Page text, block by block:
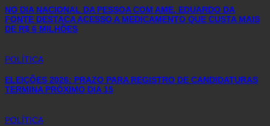
NO DIA NACIONAL DA PESSOA COM AME, EDUARDO DA
FONTE DESTACA ACESSO A MEDICAMENTO QUE CUSTA MAIS
DE R$ 6 MILHÕES
POLÍTICA
ELEIÇÕES 2026: PRAZO PARA REGISTRO DE CANDIDATURAS
TERMINA PRÓXIMO DIA 15
POLÍTICA